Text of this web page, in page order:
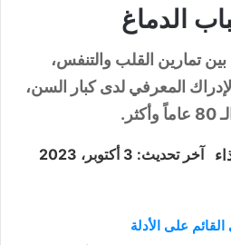
الدماغ
تمارين القلب والتنفس،
المعرفي لدى كبار السن،
آخر تحديث: 3 أكتوبر، 2023
على الأدلة